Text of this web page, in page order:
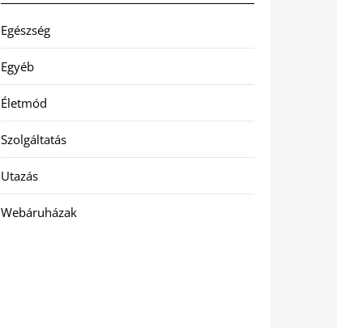
Egészség
Egyéb
Életmód
Szolgáltatás
Utazás
Webáruházak